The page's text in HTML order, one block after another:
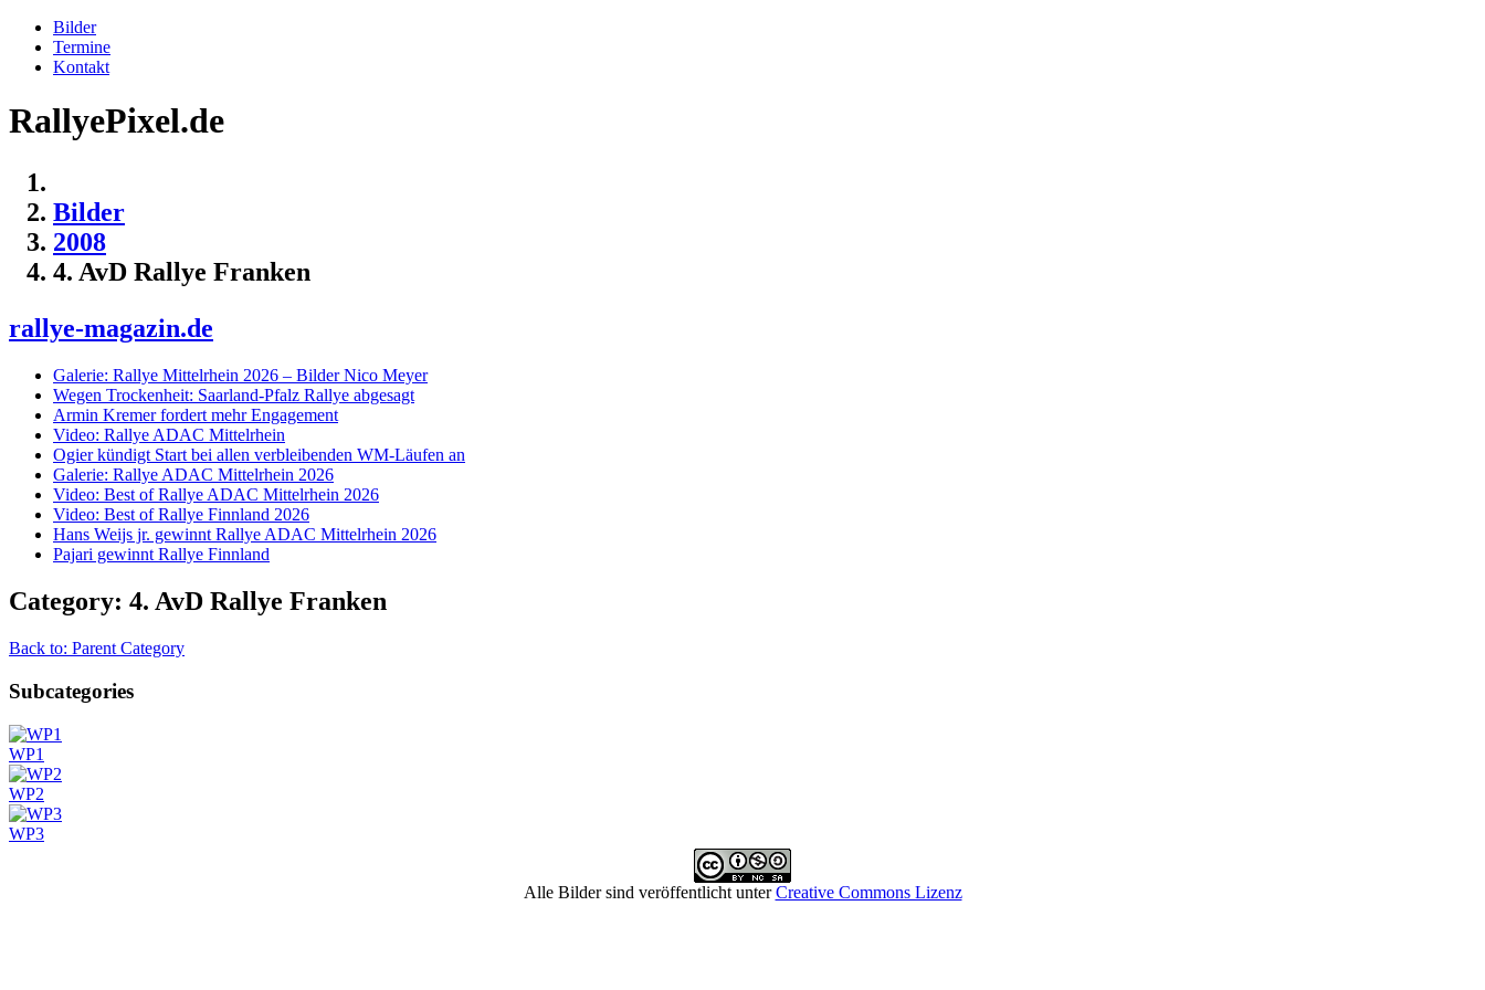
Bilder
Termine
Kontakt
RallyePixel.de
Bilder
2008
4. AvD Rallye Franken
rallye-magazin.de
Galerie: Rallye Mittelrhein 2026 – Bilder Nico Meyer
Wegen Trockenheit: Saarland-Pfalz Rallye abgesagt
Armin Kremer fordert mehr Engagement
Video: Rallye ADAC Mittelrhein
Ogier kündigt Start bei allen verbleibenden WM-Läufen an
Galerie: Rallye ADAC Mittelrhein 2026
Video: Best of Rallye ADAC Mittelrhein 2026
Video: Best of Rallye Finnland 2026
Hans Weijs jr. gewinnt Rallye ADAC Mittelrhein 2026
Pajari gewinnt Rallye Finnland
Category: 4. AvD Rallye Franken
Back to: Parent Category
Subcategories
WP1
WP2
WP3
Alle Bilder sind veröffentlicht unterCreative Commons Lizenz